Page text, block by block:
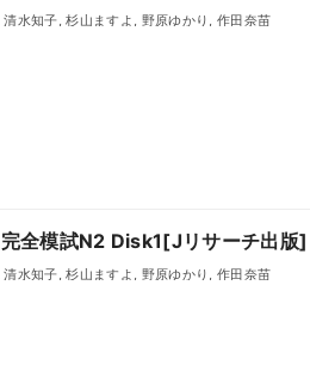
水知子, 杉山ますよ, 野原ゆかり, 作田奈苗
全模試N2 Disk1[Jリサーチ出版]
水知子, 杉山ますよ, 野原ゆかり, 作田奈苗